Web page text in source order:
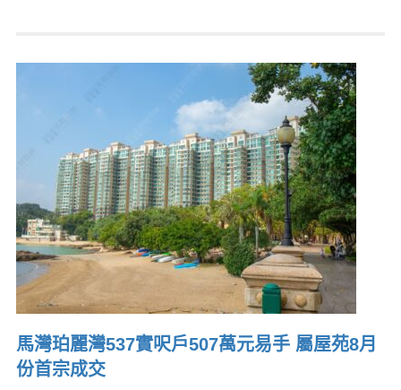
馬灣珀麗灣537實呎戶507萬元易手 屬屋苑8月
份首宗成交